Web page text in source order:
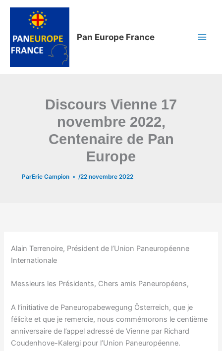
Aller
Pan Europe France
Discours Vienne 17
novembre 2022,
Centenaire de Pan
Europe
ParEric Campion /22 novembre 2022
Alain Terrenoire, Président de l’Union Paneuropéenne
Internationale
Messieurs les Présidents, Chers amis Paneuropéens,
A l’initiative de Paneuropabewegung Österreich, que je
félicite et que je remercie, nous commémorons le centième
anniversaire de l’appel adressé de Vienne par Richard
Coudenhove-Kalergi pour l’Union Paneuropéenne.